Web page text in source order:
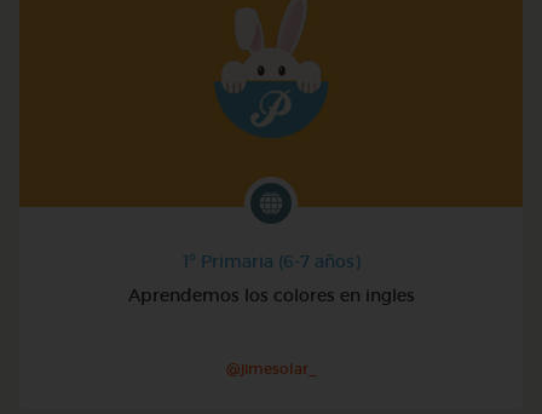
1º Primaria (6-7 años)
Aprendemos los colores en ingles
@jimesolar_